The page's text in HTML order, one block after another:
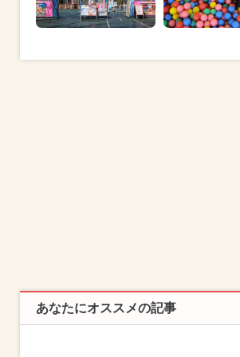
あなたにオススメの記事